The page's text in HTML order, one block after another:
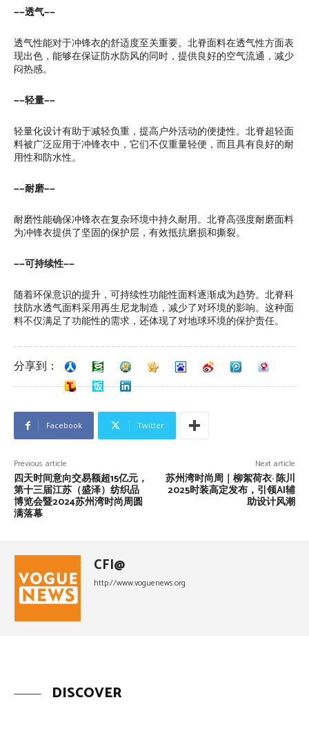
——透气——
透气性能对于冲锋衣的舒适度至关重要。北脊面料在透气性方面表
现出色，能够在保证防水防风的同时，提供良好的空气流通，减少
闷热感。
——轻量——
轻量化设计有助于减轻负重，提高户外活动的便捷性。北脊超轻面
料被广泛应用于冲锋衣中，它们不仅重量轻便，而且具有良好的耐
用性和防水性。
——耐磨——
耐磨性能确保冲锋衣在复杂环境中持久耐用。北脊高强度耐磨面料
为冲锋衣提供了坚固的保护层，有效抵抗磨损和撕裂。
——可持续性——
随着环保意识的提升，可持续性功能性面料逐渐成为趋势。北脊科
技防水透气面料采用再生尼龙制造，减少了对环境的影响。这种面
料不仅满足了功能性的需求，还体现了对地球环境的保护责任。
分享到：
Facebook Twitter
Previous article
四天时间意向交易额超15亿元，
第十三届江苏（盛泽）纺织品
博览会暨2024苏州湾时尚周圆
满落幕
Next article
苏州湾时尚周｜柳絮荷衣· 陈川
2025时装高定发布，引领AI辅
助设计风潮
CFI@
http://www.voguenews.org
DISCOVER